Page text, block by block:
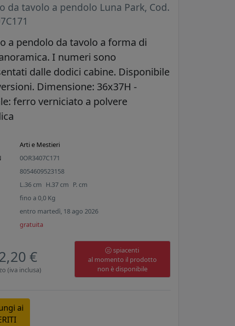
da tavolo a pendolo Luna Park, Cod.
a pendolo da tavolo a forma di
I numeri sono
dalle dodici cabine. Disponibile
Dimensione: 36x37H -
ferro verniciato a polvere
Arti e Mestieri
0OR3407C171
8054609523158
L.36 cm H.37 cm P. cm
fino a0,0 Kg
entro martedì, 18 ago 2026
gratuita
€
(iva inclusa)
spiacenti
al momento il prodotto
non è disponibile
ai